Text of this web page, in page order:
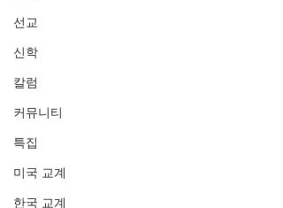
선교
신학
칼럼
커뮤니티
특집
미국 교계
한국 교계